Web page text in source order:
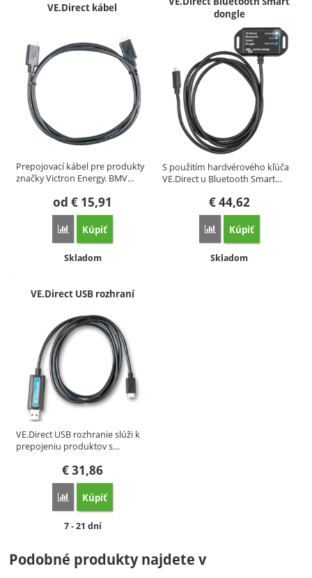
VE.Direct kábel
Prepojovací kábel pre produkty
značky Victron Energy. BMV…
od€ 15,91
Porovnať
Kúpiť
Dostupnosť:
Skladom
dongle
S použitím hardvérového kľúča
VE.Direct u Bluetooth Smart…
€44,62
Porovnať
Kúpiť
Dostupnosť:
Skladom
VE.Direct USB rozhraní
VE.Direct USB rozhranie slúži k
prepojeniu produktov s…
€31,86
Porovnať
Kúpiť
Dostupnosť:
7 - 21 dní
Podobné produkty najdete v